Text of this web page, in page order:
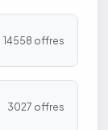
14558 offres
3027 offres